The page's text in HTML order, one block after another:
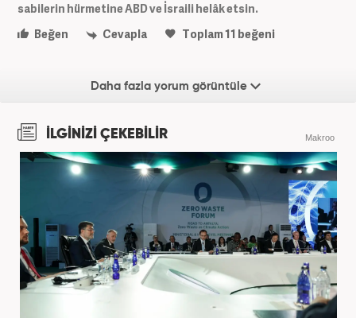
sabilerin hürmetine ABD ve İsraili helâk etsin.
Beğen
Cevapla Toplam11 beğeni
Daha fazla yorum görüntüle
İLGİNİZİ ÇEKEBİLİR Makroo